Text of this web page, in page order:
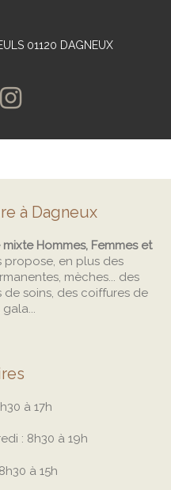
01120 DAGNEUX
à Dagneux
Hommes, Femmes et
en plus des
mèches... des
de soins, des coiffures de
à 17h
: 8h30 à 19h
à 15h